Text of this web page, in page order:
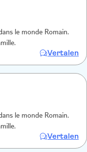
le monde Romain.
Vertalen
le monde Romain.
Vertalen